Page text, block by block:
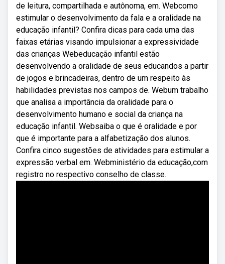
de leitura, compartilhada e autônoma, em. Webcomo
estimular o desenvolvimento da fala e a oralidade na
educação infantil? Confira dicas para cada uma das
faixas etárias visando impulsionar a expressividade
das crianças Webeducação infantil estão
desenvolvendo a oralidade de seus educandos a partir
de jogos e brincadeiras, dentro de um respeito às
habilidades previstas nos campos de. Webum trabalho
que analisa a importância da oralidade para o
desenvolvimento humano e social da criança na
educação infantil. Websaiba o que é oralidade e por
que é importante para a alfabetização dos alunos.
Confira cinco sugestões de atividades para estimular a
expressão verbal em. Webministério da educação,com
registro no respectivo conselho de classe.